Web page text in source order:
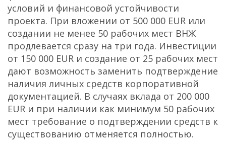
условий и финансовой устойчивости
проекта. При вложении от 500 000 EUR или
создании не менее 50 рабочих мест ВНЖ
продлевается сразу на три года. Инвестиции
от 150 000 EUR и создание от 25 рабочих мест
дают возможность заменить подтверждение
наличия личных средств корпоративной
документацией. В случаях вклада от 200 000
EUR и при наличии как минимум 50 рабочих
мест требование о подтверждении средств к
существованию отменяется полностью.